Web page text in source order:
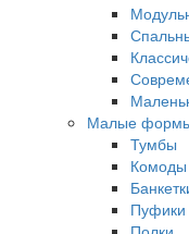
Малые
Тумбы
Комоды
Пуфики